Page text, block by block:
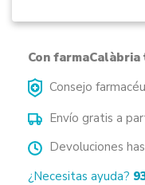
Con farmaCalàbria
Consejo
Envío gratis a
Devoluciones
¿Necesitas ayuda?